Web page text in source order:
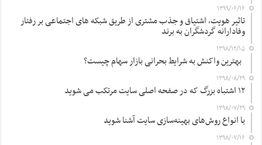
۱۳۹۹/۰۶/۱۶
تاثیر هویت، اشتیاق و جذب مشتری از طریق شبکه های اجتماعی بر رفتار
وفادارانه گردشگران به برند
۱۳۹۸/۱۲/۱۵
بهترین واکنش به شرایط بحرانی بازار سهام چیست؟
۱۳۹۸/۰۸/۲۹
۱۲ اشتباه بزرگ که در صفحه اصلی سایت مرتکب می شوید
۱۳۹۸/۰۷/۲۹
با انواع روش‌های بهینه‌سازی سایت آشنا شوید
۱۳۹۸/۰۷/۱۶